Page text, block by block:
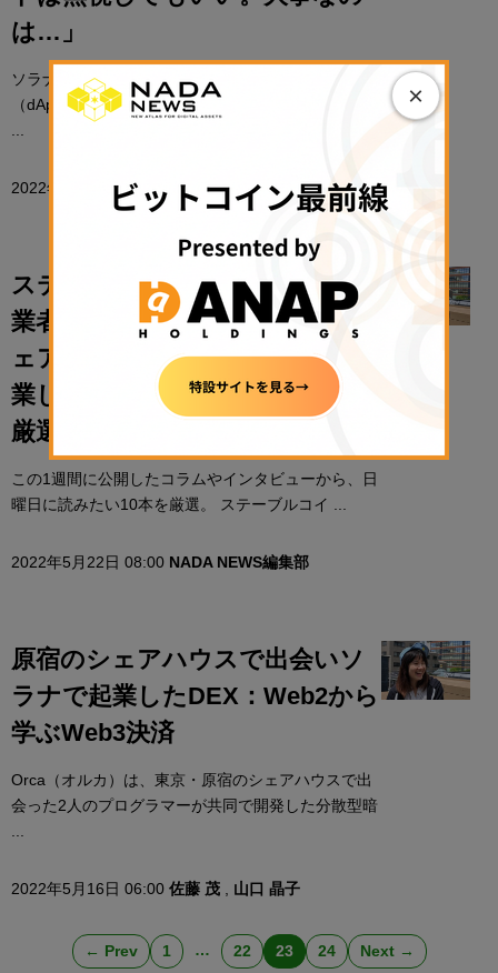
は…」
ソラナ・ブロックチェーン上でアプリケーション
（dApps）の開発を行う開発者向けのイベント「Tok
2022年5月26日 14:37 NADA NEWS編集部
ステーブルコイン「テラ」の創
業者クォン氏の運命、原宿のシ
ェアハウスで出会いソラナで起
業したDEX【日曜日に読みたい
厳選10本】
この1週間に公開したコラムやインタビューから、日
曜日に読みたい10本を厳選。 ステーブルコイ ...
2022年5月22日 08:00 NADA NEWS編集部
原宿のシェアハウスで出会いソ
ラナで起業したDEX：Web2から
学ぶWeb3決済
Orca（オルカ）は、東京・原宿のシェアハウスで出
会った2人のプログラマーが共同で開発した分散型暗
2022年5月16日 06:00 佐藤 茂 山口 晶子
← Prev 1 … 22 23 24 Next →
×